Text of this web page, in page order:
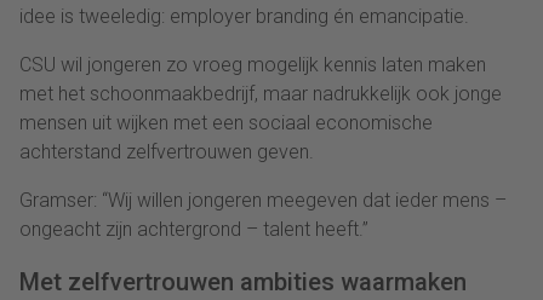
idee is tweeledig: employer branding én emancipatie.
CSU wil jongeren zo vroeg mogelijk kennis laten maken
met het schoonmaakbedrijf, maar nadrukkelijk ook jonge
mensen uit wijken met een sociaal economische
achterstand zelfvertrouwen geven.
Gramser: “Wij willen jongeren meegeven dat ieder mens –
ongeacht zijn achtergrond – talent heeft.”
Met zelfvertrouwen ambities waarmaken